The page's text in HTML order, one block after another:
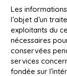
Les
l’objet d’un
exploitants du
nécessaires
conservées
services
fondée sur